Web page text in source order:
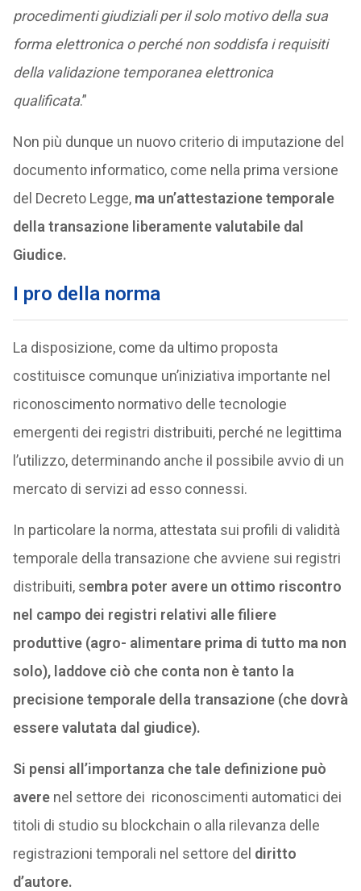
procedimenti giudiziali per il solo motivo della sua
forma elettronica o perché non soddisfa i requisiti
della validazione temporanea elettronica
qualificata.”
Non più dunque un nuovo criterio di imputazione del
documento informatico, come nella prima versione
del Decreto Legge, ma un’attestazione temporale
della transazione liberamente valutabile dal
Giudice.
I pro della norma
La disposizione, come da ultimo proposta
costituisce comunque un’iniziativa importante nel
riconoscimento normativo delle tecnologie
emergenti dei registri distribuiti, perché ne legittima
l’utilizzo, determinando anche il possibile avvio di un
mercato di servizi ad esso connessi.
In particolare la norma, attestata sui profili di validità
temporale della transazione che avviene sui registri
distribuiti, sembra poter avere un ottimo riscontro
nel campo dei registri relativi alle filiere
produttive (agro- alimentare prima di tutto ma non
solo), laddove ciò che conta non è tanto la
precisione temporale della transazione (che dovrà
essere valutata dal giudice).
Si pensi all’importanza che tale definizione può
averenel settore dei riconoscimenti automatici dei
titoli di studio su blockchain o alla rilevanza delle
registrazioni temporali nel settore del diritto
d’autore.